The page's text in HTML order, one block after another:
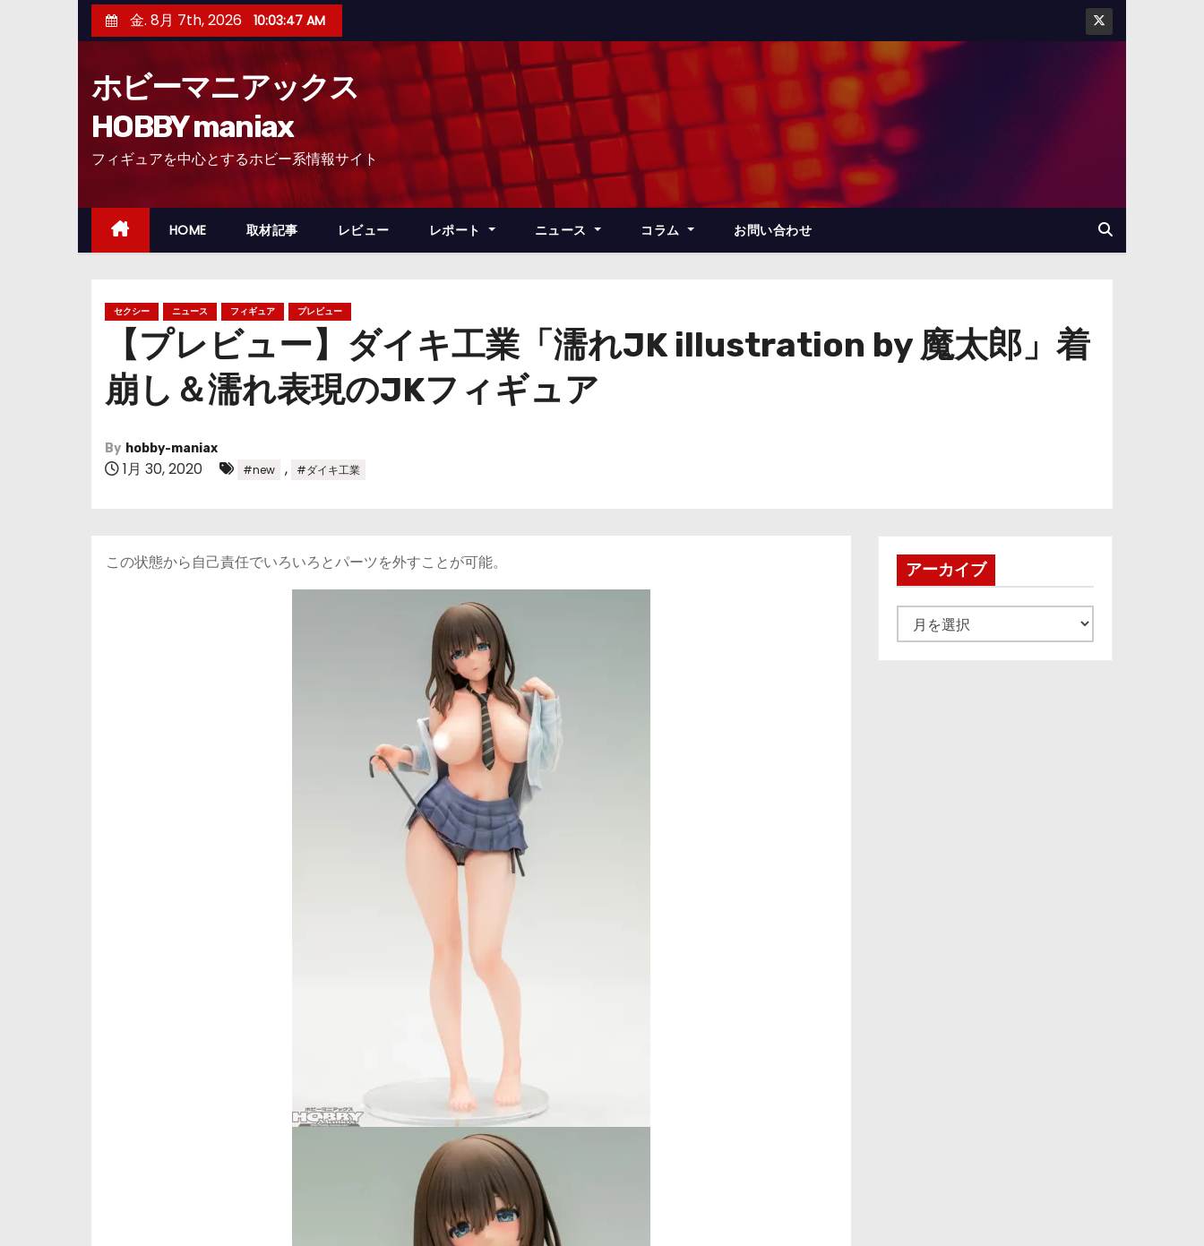
ン
ッ
金. 8月 7th, 2026 10:03:48 AM
ホビーマニアックス
HOBBY maniax
フィギュアを中心とするホビー系情報サイト
HOME 取材記事 レビュー レポート ニュース コラム お問い合わせ
セクシー ニュース フィギュア プレビュー
【プレビュー】ダイキ工業「濡れJK illustration by 魔太郎」着
崩し＆濡れ表現のJKフィギュア
By hobby-maniax
1月 30, 2020 #new , #ダイキ工業
この状態から自己責任でいろいろとパーツを外すことが可能。 アーカイブ
ー